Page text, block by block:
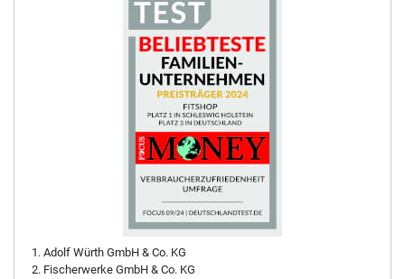
Adolf Würth GmbH & Co. KG
Fischerwerke GmbH & Co. KG